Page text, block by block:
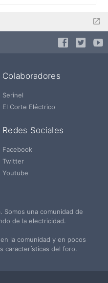
Colaboradores
Serinel
El Corte Eléctrico
Redes Sociales
Facebook
Twitter
Youtube
. Somos una comunidad de
de la electricidad.
la comunidad y en pocos
características del foro.